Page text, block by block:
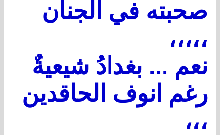
صحبته في الجنان
،،،،،
نعم ... بغدادُ شيعيةٌ
رغم انوف الحاقدين
،،،